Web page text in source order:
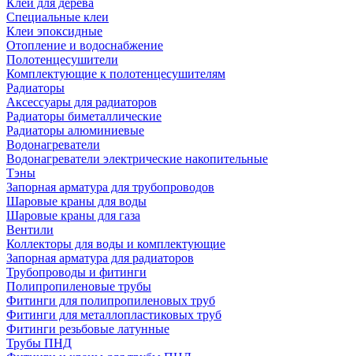
Клеи для дерева
Специальные клеи
Клеи эпоксидные
Отопление и водоснабжение
Полотенцесушители
Комплектующие к полотенцесушителям
Радиаторы
Аксессуары для радиаторов
Радиаторы биметаллические
Радиаторы алюминиевые
Водонагреватели
Водонагреватели электрические накопительные
Тэны
Запорная арматура для трубопроводов
Шаровые краны для воды
Шаровые краны для газа
Вентили
Коллекторы для воды и комплектующие
Запорная арматура для радиаторов
Трубопроводы и фитинги
Полипропиленовые трубы
Фитинги для полипропиленовых труб
Фитинги для металлопластиковых труб
Фитинги резьбовые латунные
Трубы ПНД